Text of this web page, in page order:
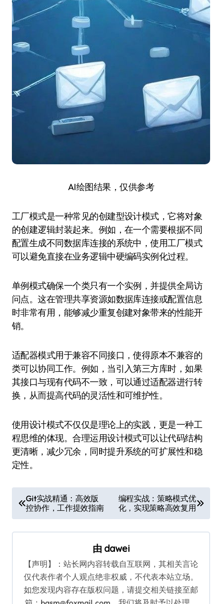
AI绘图结果，仅供参考
工厂模式是一种常见的创建型设计模式，它将对象
的创建逻辑封装起来。例如，在一个需要根据不同
配置生成不同数据库连接的系统中，使用工厂模式
可以避免直接在业务逻辑中硬编码实例化过程。
单例模式确保一个类只有一个实例，并提供全局访
问点。这在管理共享资源如数据库连接或配置信息
时非常有用，能够减少重复创建对象带来的性能开
销。
适配器模式用于兼容不同接口，使得原本不兼容的
类可以协同工作。例如，当引入第三方库时，如果
其接口与现有代码不一致，可以通过适配器进行转
换，从而提高代码的灵活性和可维护性。
使用设计模式不仅仅是理论上的实践，更是一种工
程思维的体现。合理运用设计模式可以让代码结构
更清晰，减少冗余，同时提升系统的可扩展性和稳
定性。
章
导
Git实战精通：高效版
控协作，工作提效指南
编程实战：策略模式优
化，实现策略高效复用
由 dawei
【声明】：站长网内容转载自互联网，其相关言论
仅代表作者个人观点绝非权威，不代表本站立场。
如您发现内容存在版权问题，请提交相关链接至邮